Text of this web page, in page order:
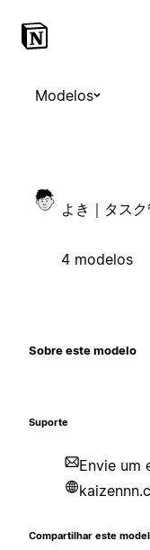
Modelos
よき｜タス
4 modelos
Sobre este modelo
Suporte
Envie um
Compartilhar este